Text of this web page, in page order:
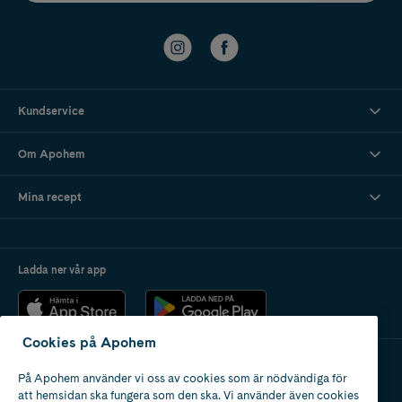
Kundservice
Om Apohem
Mina recept
Ladda ner vår app
Apotek med tillstånd
av Läkemedelsverket
Cookies på Apohem
På Apohem använder vi oss av cookies som är nödvändiga för
att hemsidan ska fungera som den ska. Vi använder även cookies